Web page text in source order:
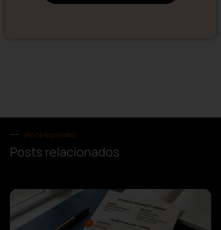
¡No te lo pierdas!
Posts relacionados